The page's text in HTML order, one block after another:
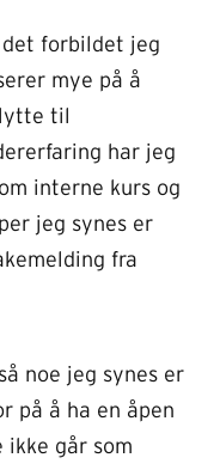
det forbildet jeg
mye på å
til
har jeg
interne kurs og
jeg synes er
fra
noe jeg synes er
på å ha en åpen
ikke går som